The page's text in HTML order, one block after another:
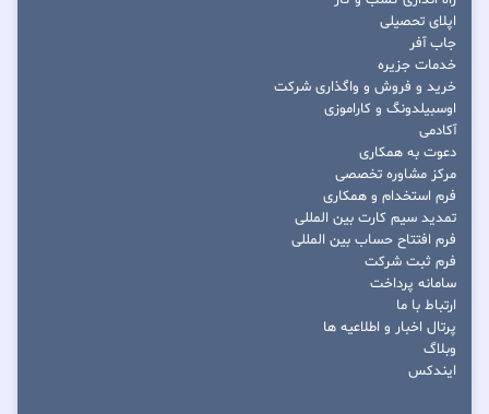
اپلای تحصیلی
جاب آفر
خدمات جزیره
خرید و فروش و واگذاری شرکت
اوسبیلدونگ و کاراموزی
آکادمی
دعوت به همکاری
مرکز مشاوره تخصصی
فرم استخدام و همکاری
تمدید سیم کارت بین المللی
فرم افتتاح حساب بین المللی
فرم ثبت شرکت
سامانه پرداخت
ارتباط با ما
پرتال اخبار و اطلاعیه ها
وبلاگ
ایندکس